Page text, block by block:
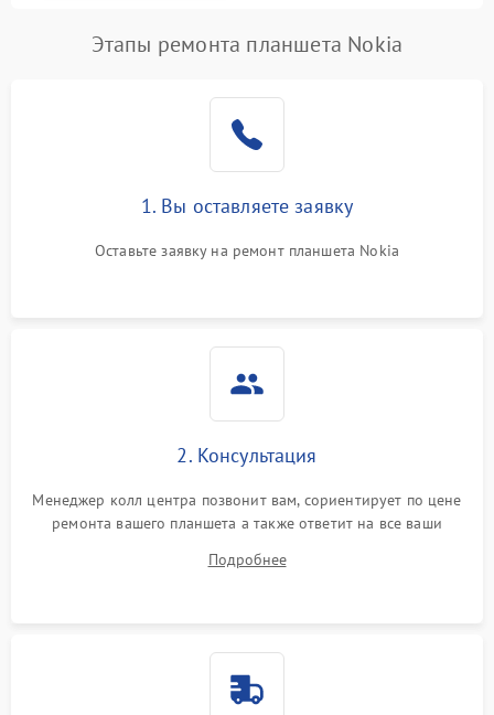
Этапы ремонта планшета Nokia
1. Вы оставляете заявку
Оставьте заявку на ремонт планшета Nokia
2. Консультация
Менеджер колл центра позвонит вам, сориентирует по цене
ремонта вашего планшета а также ответит на все ваши
Подробнее